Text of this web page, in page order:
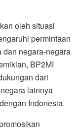
oleh situasi
permintaan
dan negara-negara
BP2MI
dari
lainnya
Indonesia.